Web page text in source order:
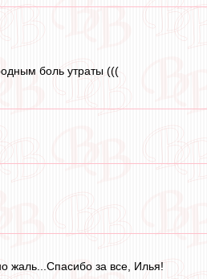
боль утраты (((
жаль...Спасибо за все, Илья!